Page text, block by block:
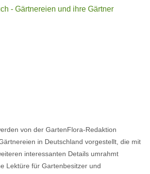
von der GartenFlora-Redaktion
in Deutschland vorgestellt, die mit
interessanten Details umrahmt
Lektüre für Gartenbesitzer und